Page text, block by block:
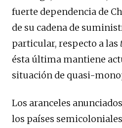
fuerte dependencia de
de su cadena de
particular, respecto a las
ésta última mantiene
situación de quasi-
Los aranceles
los países